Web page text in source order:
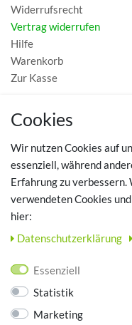
Widerrufsrecht
Vertrag widerrufen
Hilfe
Warenkorb
Zur Kasse
MEIN KONTO
TOP SCHUHTHEMEN
Hausschuhe - Bequeme
Datenschutz
AGB
Cookies
Wir nutzen Cookies auf
essenziell, während
Erfahrung zu
verwendeten Cookies
hier:
Daten­schutz­erklärung
Essenziell
Statistik
Marketing